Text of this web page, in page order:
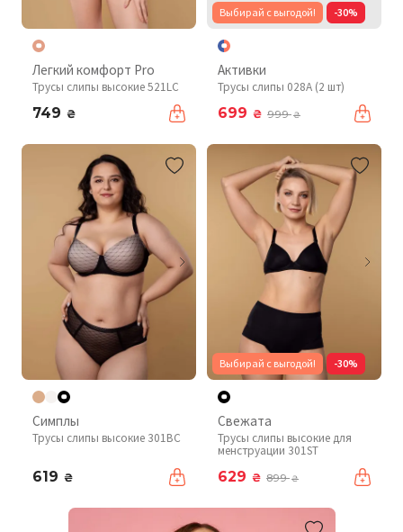
Легкий комфорт Pro
Трусы слипы высокие 521LC
749 ₴
Выбирай с выгодой! -30%
Активки
Трусы слипы 028A (2 шт)
699 ₴ 999₴
Симплы
Трусы слипы высокие 301BC
619 ₴
Выбирай с выгодой! -30%
Свежата
Трусы слипы высокие для
менструации 301ST
629 ₴ 899₴